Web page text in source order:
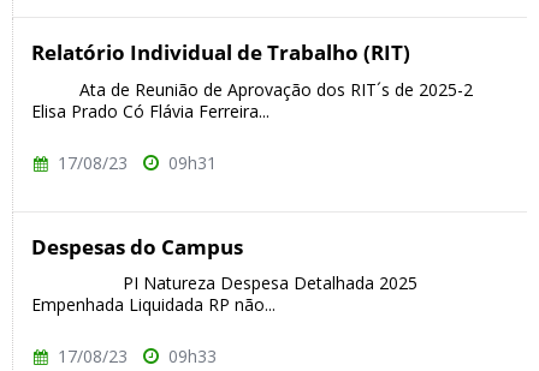
Relatório Individual de Trabalho (RIT)
Ata de Reunião de Aprovação dos RIT´s de 2025-2
Elisa Prado Có Flávia Ferreira...
17/08/23 09h31
Despesas do Campus
PI Natureza Despesa Detalhada 2025
Empenhada Liquidada RP não...
17/08/23 09h33